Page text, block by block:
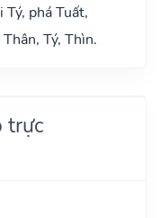
Tý, phá Tuất,
Tý, Thìn.
trực